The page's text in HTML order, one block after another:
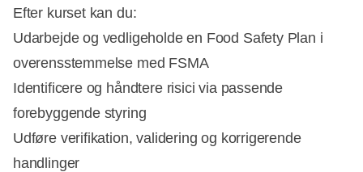
Efter kurset kan du:
Udarbejde og vedligeholde en Food Safety Plan i
overensstemmelse med FSMA
Identificere og håndtere risici via passende
forebyggende styring
Udføre verifikation, validering og korrigerende
handlinger